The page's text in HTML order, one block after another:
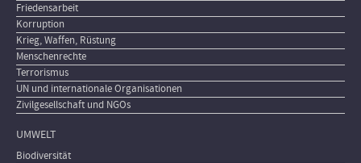
Friedensarbeit
Korruption
Krieg, Waffen, Rüstung
Menschenrechte
Terrorismus
UN und internationale Organisationen
Zivilgesellschaft und NGOs
UMWELT
Biodiversität